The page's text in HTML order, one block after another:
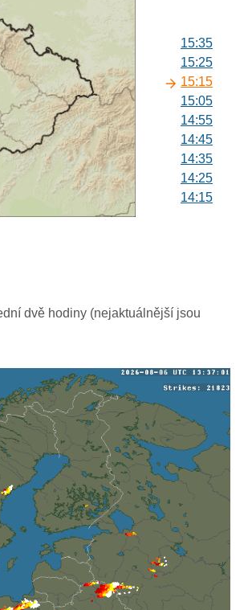
15:35
15:25
15:15
15:05
14:55
14:45
14:35
14:25
14:15
13:15
12:45
12:35
dvě hodiny (nejaktuálnější jsou